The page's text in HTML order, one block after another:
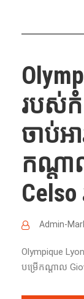
របស់កំ
ចាប់អ
កណ្តា
Admin-
Olympique
បម្រើកណ្តាល